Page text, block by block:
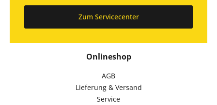
Onlineshop
AGB
Lieferung & Versand
Service
Zum Servicecenter